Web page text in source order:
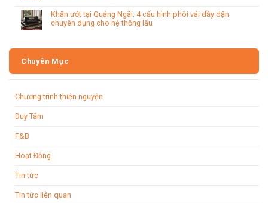
Khăn ướt tại Quảng Ngãi: 4 cấu hình phôi vải dầy dặn
chuyên dụng cho hệ thống lẩu
Chuyên Mục
Chương trình thiện nguyện
Duy Tâm
F&B
Hoạt Động
Tin tức
Tin tức liên quan